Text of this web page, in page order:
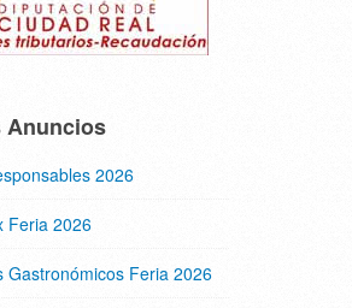
Anuncios
2026
Feria 2026
Gastronómicos Feria 2026